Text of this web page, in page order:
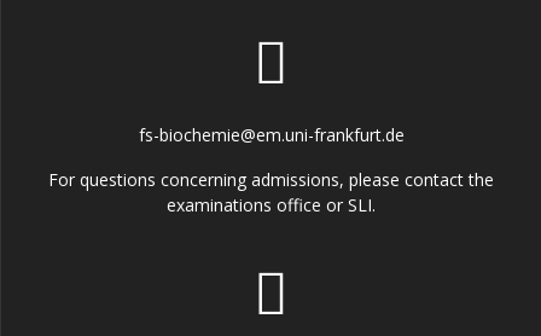
fs-biochemie@em.uni-frankfurt.de
For questions concerning admissions, please contact the
examinations office or SLI.